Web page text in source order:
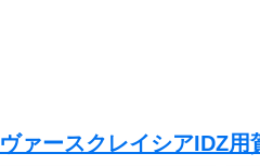
ヴァースクレイシアIDZ